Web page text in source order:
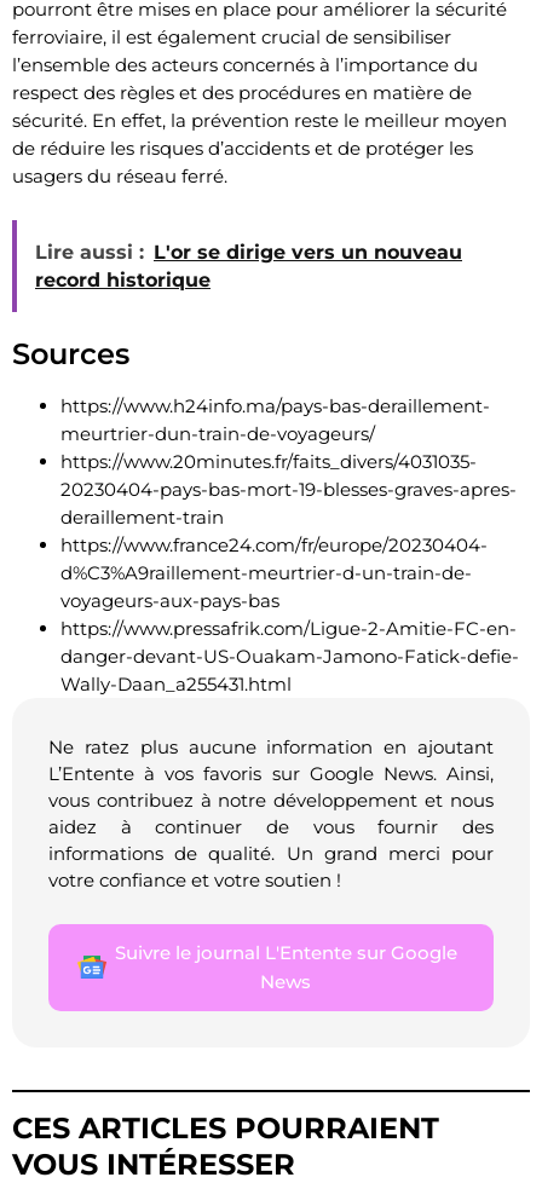
pourront être mises en place pour améliorer la sécurité
ferroviaire, il est également crucial de sensibiliser
l’ensemble des acteurs concernés à l’importance du
respect des règles et des procédures en matière de
sécurité. En effet, la prévention reste le meilleur moyen
de réduire les risques d’accidents et de protéger les
usagers du réseau ferré.
Lire aussi : L'or se dirige vers un nouveau
record historique
Sources
https://www.h24info.ma/pays-bas-deraillement-
meurtrier-dun-train-de-voyageurs/
https://www.20minutes.fr/faits_divers/4031035-
20230404-pays-bas-mort-19-blesses-graves-apres-
deraillement-train
https://www.france24.com/fr/europe/20230404-
d%C3%A9raillement-meurtrier-d-un-train-de-
voyageurs-aux-pays-bas
https://www.pressafrik.com/Ligue-2-Amitie-FC-en-
danger-devant-US-Ouakam-Jamono-Fatick-defie-
Wally-Daan_a255431.html
Ne ratez plus aucune information en ajoutant
L’Entente à vos favoris sur Google News. Ainsi,
vous contribuez à notre développement et nous
aidez à continuer de vous fournir des
informations de qualité. Un grand merci pour
votre confiance et votre soutien !
Suivre le journal L'Entente sur Google
News
CES ARTICLES POURRAIENT
VOUS INTÉRESSER